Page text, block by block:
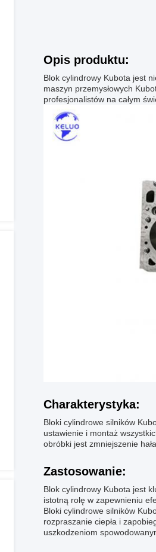
Opis produktu:
Blok cylindrowy Kubota jest
maszyn przemysłowych
profesjonalistów na całym
Charakterystyka:
Bloki cylindrowe silników
ustawienie i montaż
obróbki jest zmniejszenie
Zastosowanie:
Blok cylindrowy Kubota jest
istotną rolę w zapewnieniu
Bloki cylindrowe silników
rozpraszanie ciepła i
uszkodzeniom